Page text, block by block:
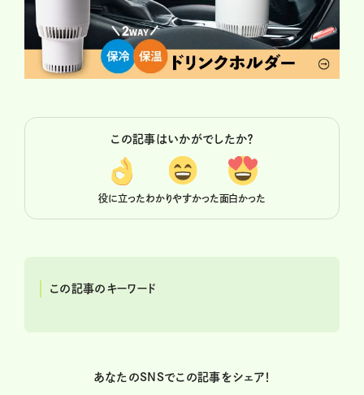
この記事はいかがでしたか？
役に立ったわかりやすかった面白かった
この記事のキーワード
あなたのSNSでこの記事をシェア！